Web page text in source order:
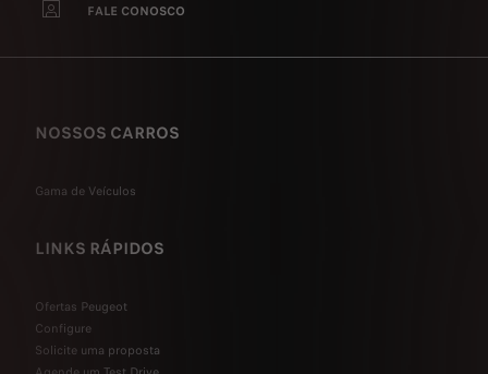
FALE CONOSCO
NOSSOS CARROS
Gama de Veículos
LINKS RÁPIDOS
Ofertas Peugeot
Configure
Solicite uma proposta